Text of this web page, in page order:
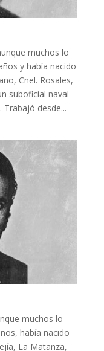
muchos lo
y había nacido
Cnel. Rosales,
suboficial naval
desde...
muchos lo
había nacido
La Matanza,